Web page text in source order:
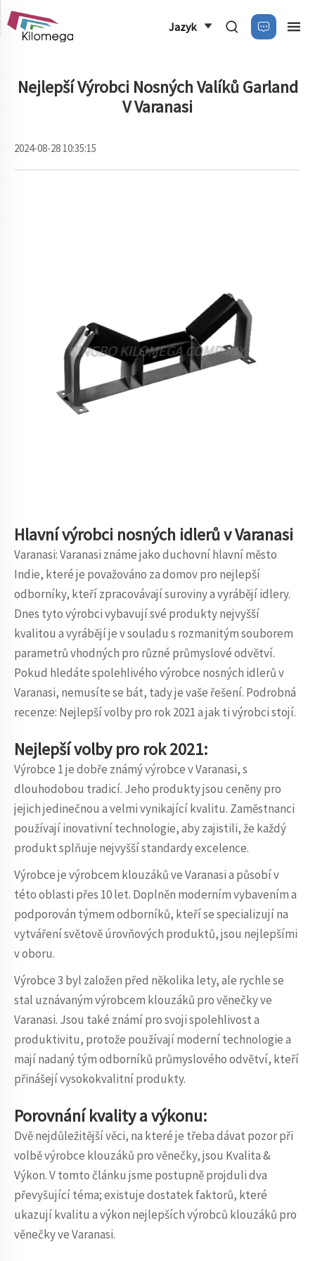
Jazyk
Nejlepší Výrobci Nosných Valíků Garland
V Varanasi
2024-08-28 10:35:15
Hlavní výrobci nosných idlerů v Varanasi
Varanasi: Varanasi známe jako duchovní hlavní město
Indie, které je považováno za domov pro nejlepší
odborníky, kteří zpracovávají suroviny a vyrábějí idlery.
Dnes tyto výrobci vybavují své produkty nejvyšší
kvalitou a vyrábějí je v souladu s rozmanitým souborem
parametrů vhodných pro různé průmyslové odvětví.
Pokud hledáte spolehlivého výrobce nosných idlerů v
Varanasi, nemusíte se bát, tady je vaše řešení. Podrobná
recenze: Nejlepší volby pro rok 2021 a jak ti výrobci stojí.
Nejlepší volby pro rok 2021:
Výrobce 1 je dobře známý výrobce v Varanasi, s
dlouhodobou tradicí. Jeho produkty jsou ceněny pro
jejich jedinečnou a velmi vynikající kvalitu. Zaměstnanci
používají inovativní technologie, aby zajistili, že každý
produkt splňuje nejvyšší standardy excelence.
Výrobce je výrobcem klouzáků ve Varanasi a působí v
této oblasti přes 10 let. Doplněn moderním vybavením a
podporován týmem odborníků, kteří se specializují na
vytváření světově úrovňových produktů, jsou nejlepšími
v oboru.
Výrobce 3 byl založen před několika lety, ale rychle se
stal uznávaným výrobcem klouzáků pro věnečky ve
Varanasi. Jsou také známí pro svoji spolehlivost a
produktivitu, protože používají moderní technologie a
mají nadaný tým odborníků průmyslového odvětví, kteří
přinášejí vysokokvalitní produkty.
Porovnání kvality a výkonu:
Dvě nejdůležitější věci, na které je třeba dávat pozor při
volbě výrobce klouzáků pro věnečky, jsou Kvalita &
Výkon. V tomto článku jsme postupně projduli dva
převyšující téma; existuje dostatek faktorů, které
ukazují kvalitu a výkon nejlepších výrobců klouzáků pro
věnečky ve Varanasi.